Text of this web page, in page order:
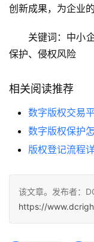
创新成果，为企业
关键词：中小
保护、侵权风险
相关阅读推荐
数字版权交易
数字版权保护
版权登记流程
该文章。发布者：
https://